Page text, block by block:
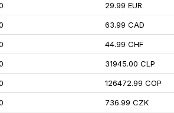
29.99 EUR
63.99 CAD
44.99 CHF
31945.00 CLP
126472.99 COP
736.99 CZK